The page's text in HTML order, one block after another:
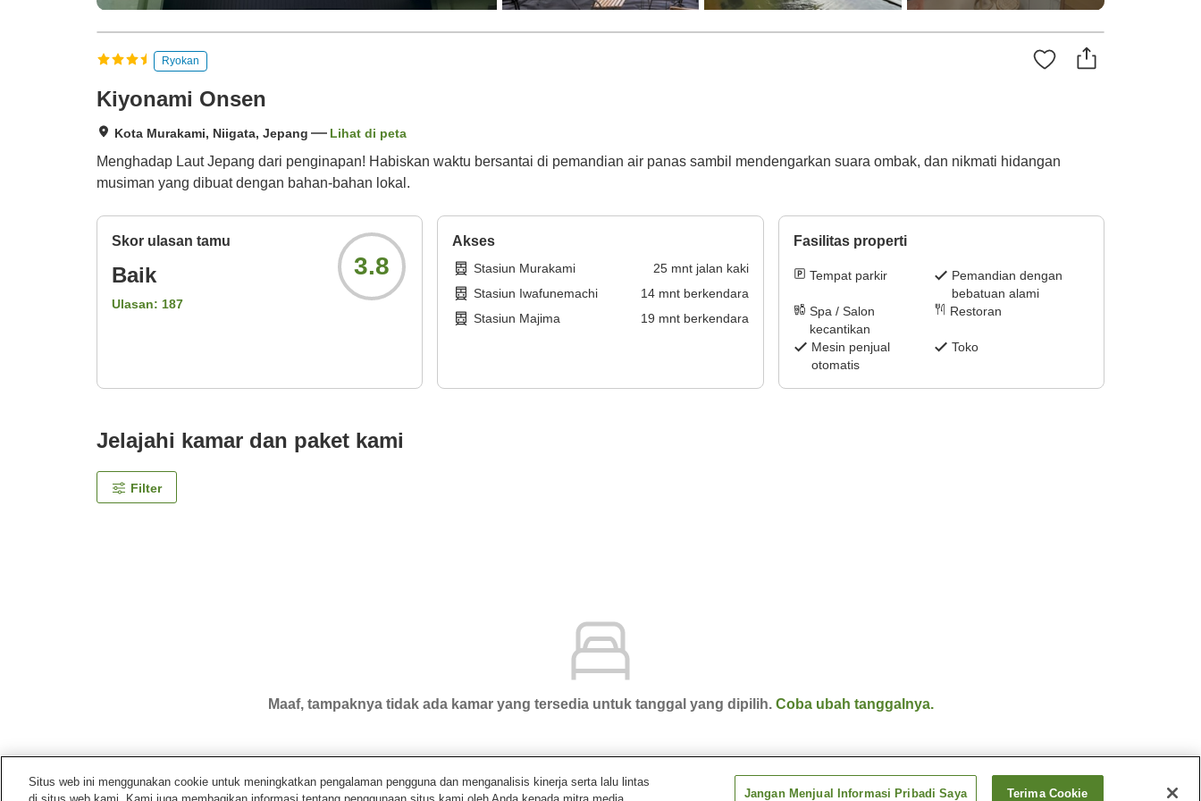
Ryokan
Kiyonami Onsen
Kota Murakami, Niigata, Jepang Lihat di peta
Menghadap Laut Jepang dari penginapan! Habiskan waktu bersantai di pemandian air panas sambil mendengarkan suara ombak, dan nikmati hidangan
musiman yang dibuat dengan bahan-bahan lokal.
Skor ulasan tamu
Baik
Ulasan: 187
3.8
Akses
Stasiun Murakami 25mnt jalan kaki
Stasiun Iwafunemachi
14mnt berkendara
Stasiun Majima
19 mnt berkendara
Fasilitas properti
Tempat parkir
Pemandian dengan
bebatuan alami
Spa / Salon
kecantikan
Restoran
Mesin penjual
otomatis
Toko
Jelajahi kamar dan paket kami
Filter
Maaf, tampaknya tidak ada kamar yang tersedia untuk tanggal yang dipilih. Coba ubah tanggalnya.
Situs web ini menggunakan cookie untuk meningkatkan pengalaman pengguna dan menganalisis kinerja serta lalu lintas
Jangan Menjual Informasi Pribadi Saya Terima Cookie